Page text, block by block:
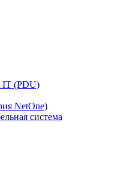
IT (PDU)
NetOne)
система